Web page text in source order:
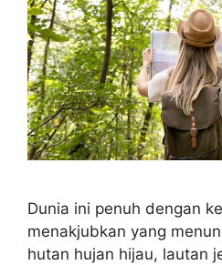
Dunia ini penuh dengan
menakjubkan yang
hutan hujan hijau, lautan